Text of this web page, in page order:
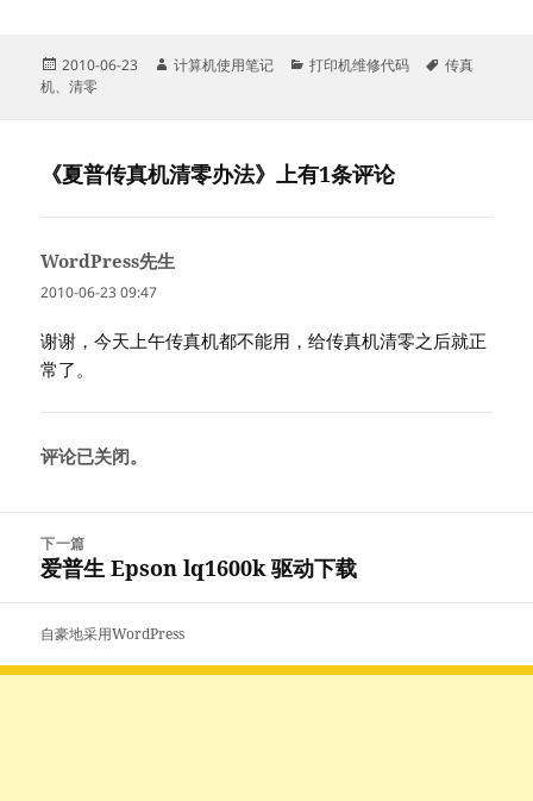
发
布
2010-06-23
作
计算机使用笔记
分
打印机维修代码
标
传真
机、清零
《夏普传真机清零办法》上有1条评论
WordPress先生
2010-06-23 09:47
谢谢，今天上午传真机都不能用，给传真机清零之后就正
常了。
评论已关闭。
航
下一篇
下
文
爱普生 Epson lq1600k 驱动下载
自豪地采用WordPress